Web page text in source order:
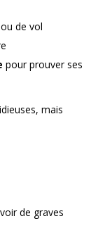
de vol
pour prouver ses
mais
de graves